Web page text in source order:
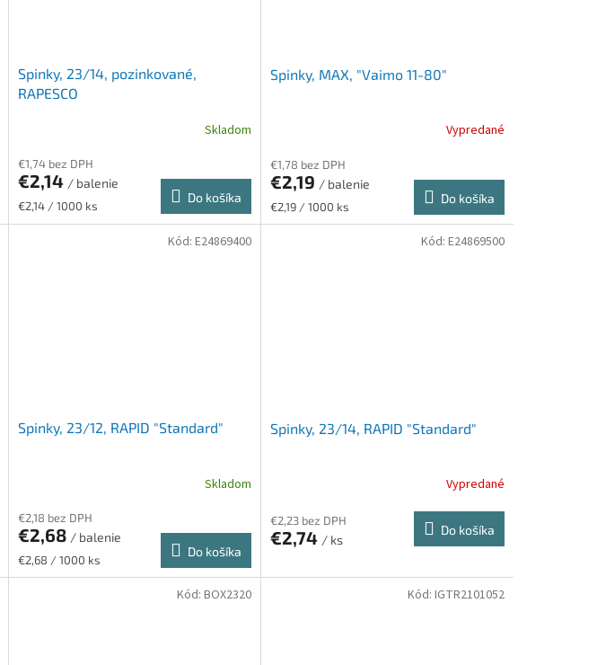
Spinky, 23/14, pozinkované,
RAPESCO
Skladom
€1,74 bez DPH
€2,14 / balenie
Jednotková
€2,14 / 1000 ks
Do košíka
Spinky, MAX, "Vaimo 11-80"
Vypredané
€1,78 bez DPH
€2,19 / balenie
Jednotková
cena:
€2,19 / 1000 ks
Do košíka
Spinky, 23/12, RAPID "Standard"
Skladom
€2,18 bez DPH
€2,68 / balenie
Jednotková
cena:
€2,68 / 1000 ks
Do košíka
Kód: E24869400
Spinky, 23/14, RAPID "Standard"
Vypredané
€2,23 bez DPH
€2,74 / ks
Do košíka
Kód: E24869500
Kód: BOX2320 Kód: IGTR2101052